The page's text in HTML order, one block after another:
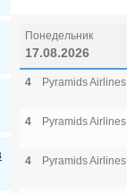
Понедельник
17.08.2026
4 Pyramids Airlines
4 Pyramids Airlines
4 Pyramids Airlines